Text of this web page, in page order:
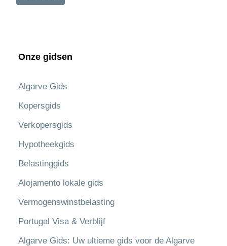
Onze gidsen
Algarve Gids
Kopersgids
Verkopersgids
Hypotheekgids
Belastinggids
Alojamento lokale gids
Vermogenswinstbelasting
Portugal Visa & Verblijf
Algarve Gids: Uw ultieme gids voor de Algarve